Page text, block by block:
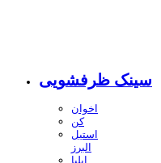
سینک ظرفشویی
اخوان
کن
استیل
البرز
ایلیا